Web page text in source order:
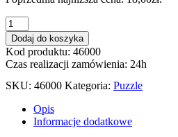
ilość
PUZZLE
3X50
EL.
AVENGERS
TWÓJ
34891
Dodaj do koszyka
Kod produktu: 46000
Czas realizacji zamówienia: 24h
SKU: 46000 Kategoria: Puzzle
Opis
Informacje dodatkowe